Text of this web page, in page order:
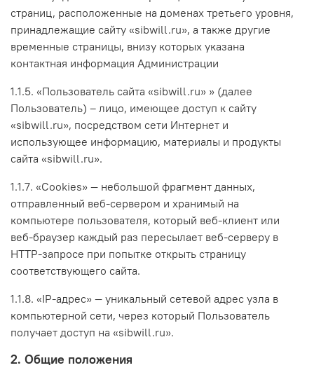
страниц, расположенные на доменах третьего уровня,
принадлежащие сайту «sibwill.ru», а также другие
временные страницы, внизу которых указана
контактная информация Администрации
1.1.5. «Пользователь сайта «sibwill.ru» » (далее
Пользователь) – лицо, имеющее доступ к сайту
«sibwill.ru», посредством сети Интернет и
использующее информацию, материалы и продукты
сайта «sibwill.ru».
1.1.7. «Cookies» — небольшой фрагмент данных,
отправленный веб-сервером и хранимый на
компьютере пользователя, который веб-клиент или
веб-браузер каждый раз пересылает веб-серверу в
HTTP-запросе при попытке открыть страницу
соответствующего сайта.
1.1.8. «IP-адрес» — уникальный сетевой адрес узла в
компьютерной сети, через который Пользователь
получает доступ на «sibwill.ru».
2. Общие положения